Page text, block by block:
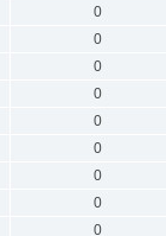
0
0
0
0
0
0
0
0
0